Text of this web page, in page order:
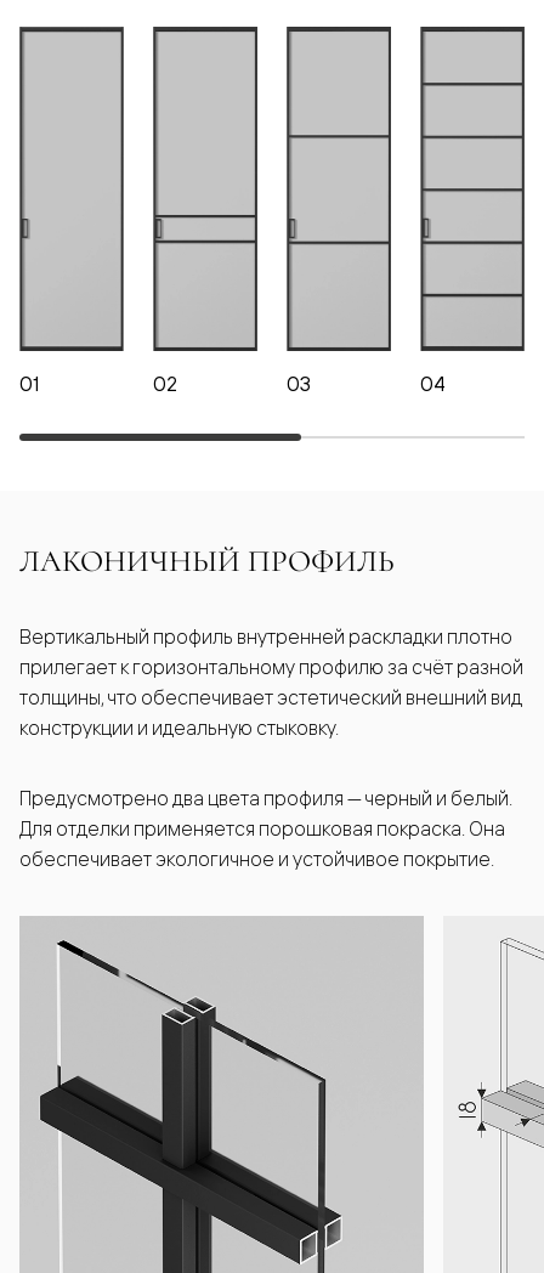
01 02 03 04
ЛАКОНИЧНЫЙ ПРОФИЛЬ
Вертикальный профиль внутренней раскладки плотно
прилегает к горизонтальному профилю за счёт разной
толщины, что обеспечивает эстетический внешний вид
конструкции и идеальную стыковку.
Предусмотрено два цвета профиля — черный и белый.
Для отделки применяется порошковая покраска. Она
обеспечивает экологичное и устойчивое покрытие.